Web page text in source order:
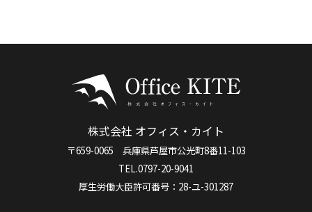
株式会社 オフィス・カイト
〒659-0065 兵庫県芦屋市公光町8番11-103
TEL.0797-20-9041
厚生労働大臣許可番号：28-ユ-301287